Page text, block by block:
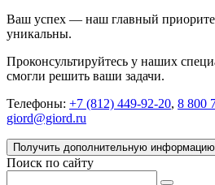
Ваш успех — наш главный
уникальны.
Проконсультируйтесь у наших
смогли решить ваши задачи.
Телефоны: +7 (812) 449-92-20, 8 800
giord@giord.ru
Получить дополнительную
Поиск по сайту